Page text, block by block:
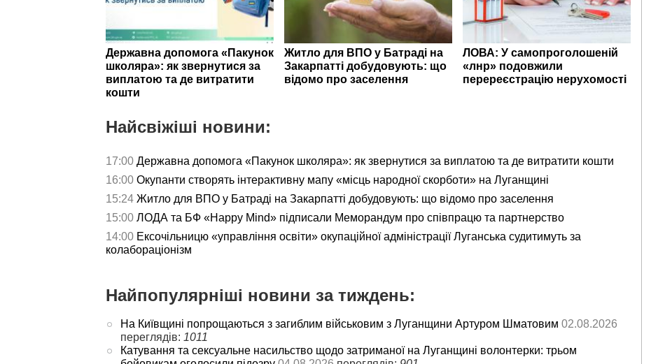
Державна допомога «Пакунок
школяра»: як звернутися за
виплатою та де витратити
кошти
Житло для ВПО у Батраді на
Закарпатті добудовують: що
відомо про заселення
ЛОВА: У самопроголошеній
«лнр» подовжили
перереєстрацію нерухомості
Найсвіжіші новини:
17:00 Державна допомога «Пакунок школяра»: як звернутися за виплатою та де витратити кошти
16:00 Окупанти створять інтерактивну мапу «місць народної скорботи» на Луганщині
15:24 Житло для ВПО у Батраді на Закарпатті добудовують: що відомо про заселення
15:00 ЛОДА та БФ «Happy Mind» підписали Меморандум про співпрацю та партнерство
14:00 Ексочільницю «управління освіти» окупаційної адміністрації Луганська судитимуть за
колабораціонізм
Найпопулярніші новини за тиждень:
На Київщині попрощаються з загиблим військовим з Луганщини Артуром Шматовим 02.08.2026
переглядів: 1011
Катування та сексуальне насильство щодо затриманої на Луганщині волонтерки: трьом